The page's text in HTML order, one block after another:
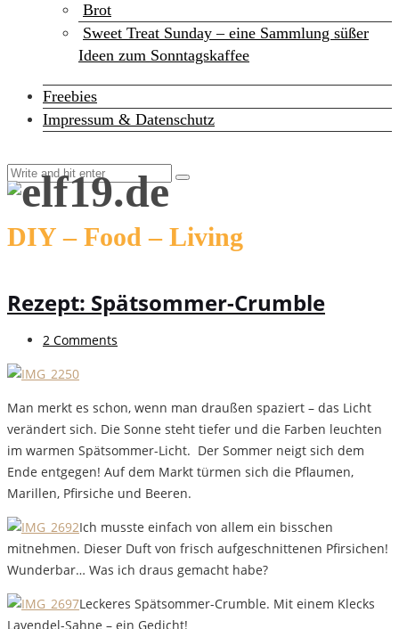
Brot
Sweet Treat Sunday – eine Sammlung süßer
Ideen zum Sonntagskaffee
Freebies
Impressum & Datenschutz
DIY – Food – Living
Rezept: Spätsommer-Crumble
2 Comments
Man merkt es schon, wenn man draußen spaziert – das Licht
verändert sich. Die Sonne steht tiefer und die Farben leuchten
im warmen Spätsommer-Licht. Der Sommer neigt sich dem
Ende entgegen! Auf dem Markt türmen sich die Pflaumen,
Marillen, Pfirsiche und Beeren.
Ich musste einfach von allem ein bisschen
mitnehmen. Dieser Duft von frisch aufgeschnittenen Pfirsichen!
Wunderbar… Was ich draus gemacht habe?
Leckeres Spätsommer-Crumble. Mit einem Klecks
Lavendel-Sahne – ein Gedicht!